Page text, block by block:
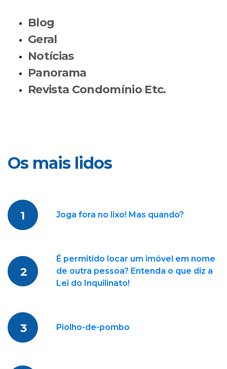
Blog
Geral
Notícias
Panorama
Revista Condomínio Etc.
Os mais lidos
1 Joga fora no lixo! Mas quando?
2
É permitido locar um imóvel em nome
de outra pessoa? Entenda o que diz a
Lei do Inquilinato!
3 Piolho-de-pombo